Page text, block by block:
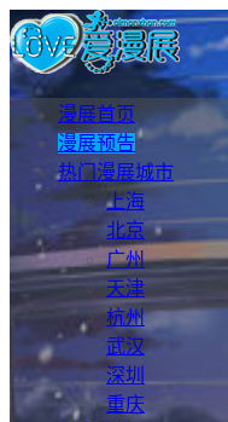
漫展首页
漫展预告
热门漫展城市
上海
北京
广州
天津
杭州
武汉
深圳
重庆